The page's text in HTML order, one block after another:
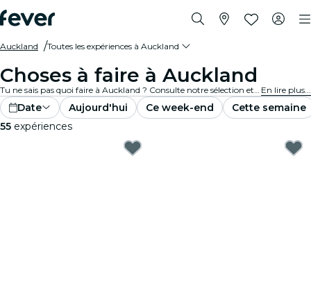
Auckland Toutes les expériences à Auckland
Choses à faire à Auckland
Tu ne sais pas quoi faire à Auckland ? Consulte notre sélection et découvre les meilleures expériences et activités actuellement disponibles dans la ville. En lire plus...
Date Aujourd'hui Ce week-end
Cette semaine
55 expériences